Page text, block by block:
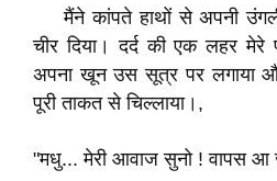
​मैंने कांपते हाथों से अपनी
चीर दिया। दर्द की एक लहर
अपना खून उस सूत्र पर लगाया
पूरी ताकत से चिल्लाया।,
"मधु... मेरी आवाज सुनो ! वापस